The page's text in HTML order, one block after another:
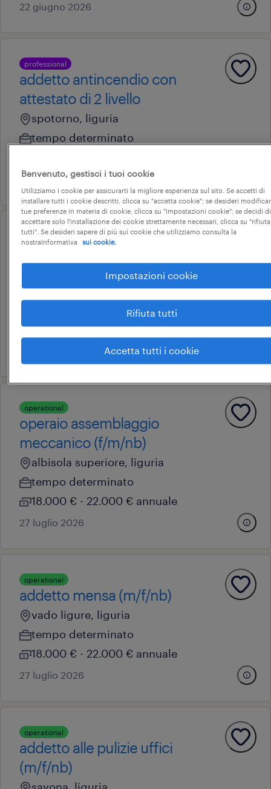
22 giugno 2026
professional
addetto antincendio con
attestato di 2 livello
spotorno, liguria
tempo determinato
25 giugno 2026
operational
(f/m/nb)
savona, liguria
tempo indeterminato
34.000 € - 40.000 € annuale
operational
operaio assemblaggio
meccanico (f/m/nb)
albisola superiore, liguria
tempo determinato
18.000 € - 22.000 € annuale
27 luglio 2026
operational
addetto mensa (m/f/nb)
vado ligure, liguria
tempo determinato
18.000 € - 22.000 € annuale
27 luglio 2026
operational
addetto alle pulizie uffici
(m/f/nb)
Benvenuto, gestisci i tuoi cookie
Utilizziamo i cookie per assicurarti la migliore esperienza sul sito. Se accetti di
installare tutti i cookie descritti, clicca su "accetta cookie"; se desideri
tue preferenze in materia di cookie, clicca su "impostazioni cookie"; se decidi di
accettare solo l'installazione dei cookie strettamente necessari, clicca su "rifiuta
tutti". Se desideri sapere di più sui cookie che utilizziamo consulta la
nostraInformativa
sui cookie.
Impostazioni cookie
Rifiuta tutti
Accetta tutti i cookie